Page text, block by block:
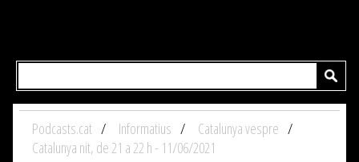
Podcasts.cat Informatius
Catalunya vespre
Catalunya nit, de 21 a 22 h - 11/06/2021